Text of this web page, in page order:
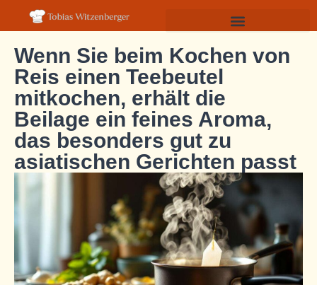
Wenn Sie beim Kochen von
Reis einen Teebeutel
mitkochen, erhält die
Beilage ein feines Aroma,
das besonders gut zu
asiatischen Gerichten passt